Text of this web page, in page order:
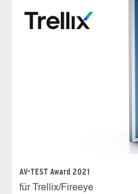
AV-TEST Award 2021
für Trellix/Fireeye